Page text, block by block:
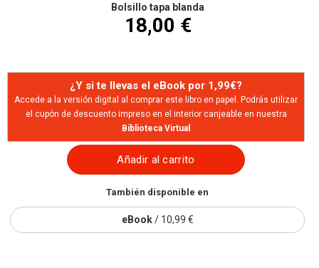
Bolsillo tapa blanda
18,00 €
¿Y si te llevas el eBook por 1,99€?
Accede a la versión digital al comprar este libro en papel. Podrás utilizar
el cupón de descuento impreso en el interior canjeable en nuestra
Biblioteca Virtual
Añadir al carrito
También disponible en
eBook/ 10,99 €